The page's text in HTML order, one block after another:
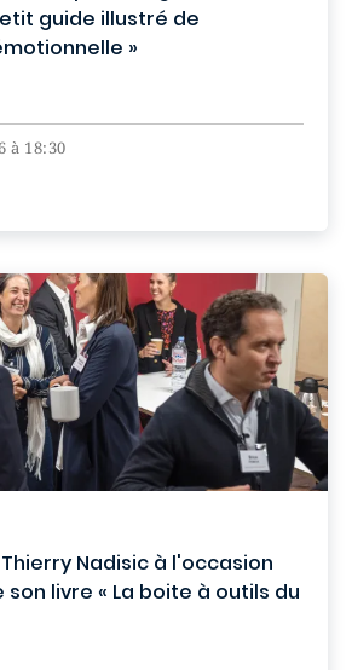
guide illustré de
»
10 septembre 2026 à 18:30
Nadisic à l'occasion
livre « La boite à outils du